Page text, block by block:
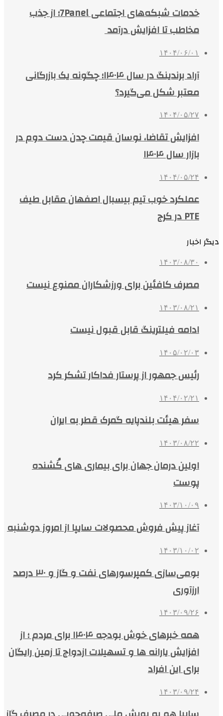
خدمات شبکه‌های اجتماعی 7Panel؛ از جذب
مخاطب تا افزایش درآمد
۱۴۰۴/۰۶/۰۱
آراد برندینگ در سال ۱۴۰۴؛ چگونه یک بازرگانی
معتبر شکل می‌گیرد؟
۱۴۰۴/۰۵/۲۷
افزایش تقاضا، نوسان قیمت چدن دست دوم در
بازار سال ۱۴۰۴
۱۴۰۴/۰۵/۲۴
عملکرد خوب تیم بیسبال اصفهان مقابل طیف
PTE در کرج
دیگر اخبار
۱۴۰۳/۰۸/۳۰
مصرف کافئین برای ورزشکاران ممنوع نیست
۱۴۰۳/۰۸/۲۱
ادامه فیلترینگ قابل قبول نیست
۱۴۰۵/۰۲/۰۳
رئیس جمهور از پرستار فداکار تشکر کرد
۱۴۰۴/۰۲/۲۱
سفر هیئت بلندپایه گمرک قطر به ایران
۱۴۰۳/۰۸/۲۲
اولین درمان جهان برای بیماری های کُشنده
پوست
۱۴۰۳/۱۰/۰۹
آغاز پیش فروش محصولات سایپا از امروز دوشنبه
۱۴۰۳/۱۰/۰۲
بومی‌سازی کمپرسورهای نفت و گاز و ۳۰ درصد
ارزآوری
۱۴۰۳/۰۹/۲۶
همه خبرهای‌ خوش بودجه ۱۴۰۴ برای مردم ؛ از
افزایش یارانه‌ ها و تسهیلات ازدواج تا زمین رایگان
برای این افراد
۱۴۰۳/۰۹/۲۴